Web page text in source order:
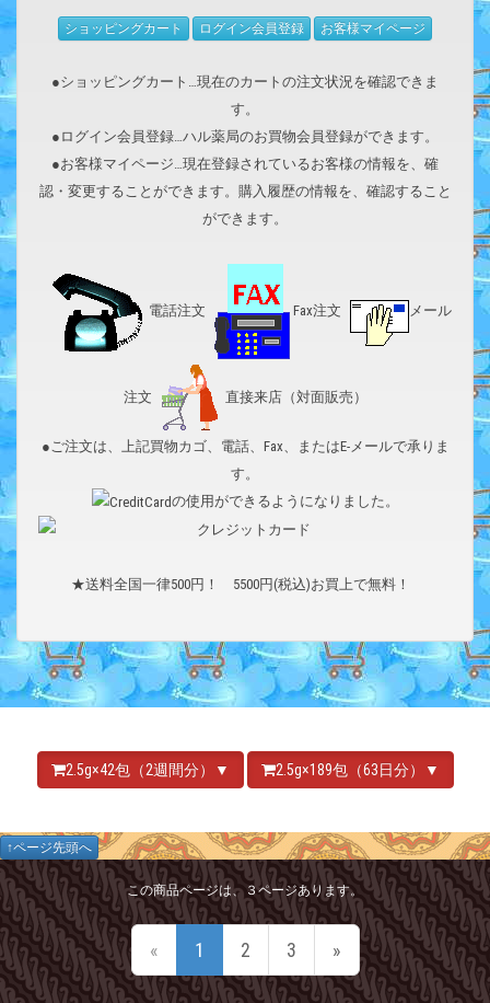
ショッピングカート ログイン会員登録 お客様マイページ
●ショッピングカート…現在のカートの注文状況を確認できま
す。
●ログイン会員登録…ハル薬局のお買物会員登録ができます。
●お客様マイページ…現在登録されているお客様の情報を、確
認・変更することができます。購入履歴の情報を、確認すること
ができます。
電話注文 Fax注文 メール
注文 直接来店（対面販売）
●ご注文は、上記買物カゴ、電話、Fax、またはE-メールで承りま
す。
の使用ができるようになりました。
★送料全国一律500円！ 5500円(税込)お買上で無料！
2.5g×42包（2週間分）▼ 2.5g×189包（63日分）▼
↑ページ先頭へ
この商品ページは、３ページあります。
« 1 2 3 »